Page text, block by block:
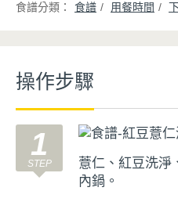
食譜
用餐時間
操作步驟
1
薏仁、紅豆洗淨
內鍋。